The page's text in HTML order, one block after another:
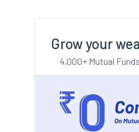
Grow your
4,000+ Mutual